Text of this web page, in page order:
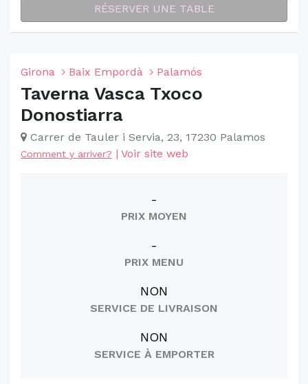
RÉSERVER UNE TABLE
Girona Baix Empordà Palamós
Taverna Vasca Txoco
Donostiarra
Carrer de Tauler i Servia, 23, 17230 Palamos
Comment y arriver? | Voir site web
-
PRIX MOYEN
-
PRIX MENU
NON
SERVICE DE LIVRAISON
NON
SERVICE À EMPORTER